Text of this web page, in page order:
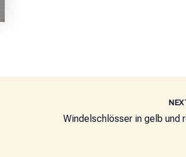
Windelschlösser in gelb und